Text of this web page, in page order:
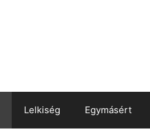
Lelkiség Egymásért